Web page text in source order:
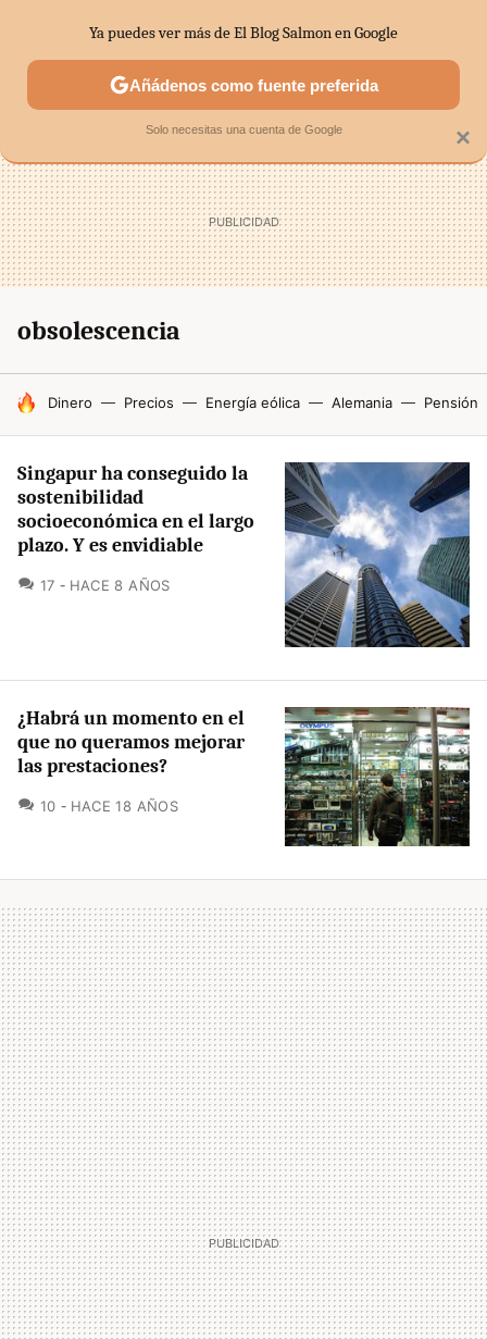
SECTORES ECONOMÍA DOMÉSTICA MERCADOS
obsolescencia
HOY SE HABLA DE
Dinero Precios Energía eólica Alemania Pensión
Singapur ha conseguido la
sostenibilidad
socioeconómica en el largo
plazo. Y es envidiable
17 COMENTARIOS
HACE 8 AÑOS
¿Habrá un momento en el
que no queramos mejorar
las prestaciones?
10 COMENTARIOS
HACE 18 AÑOS
×
Ya puedes ver más de El Blog Salmon en Google
Añádenos como fuente preferida
Solo necesitas una cuenta de Google